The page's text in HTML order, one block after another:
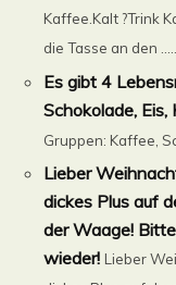
Kaffee.Kalt ?Trink
die Tasse an den
Es gibt 4
Schokolade, Eis,
Gruppen: Kaffee,
Lieber
dickes Plus auf
der Waage!
wieder! Lieber